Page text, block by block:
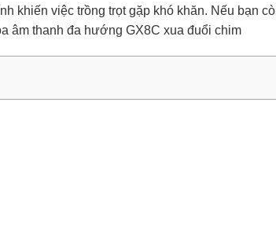
khiến việc trồng trọt gặp khó khăn. Nếu bạn
âm thanh đa hướng GX8C xua đuổi chim